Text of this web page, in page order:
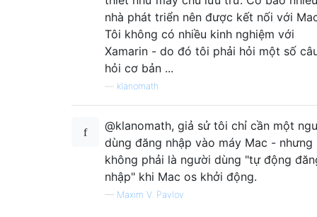
nhà phát triển nên được kết nối với
Tôi không có nhiều kinh nghiệm với
Xamarin - do đó tôi phải hỏi một số
hỏi cơ bản ...
klanomath
@klanomath, giả sử tôi chỉ cần một
dùng đăng nhập vào máy Mac - nhưng
không phải là người dùng "tự động
nhập" khi Mac os khởi động.
— Maxim V. Pavlov